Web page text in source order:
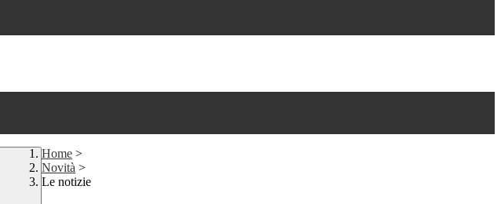
Home >
Novità >
Le notizie